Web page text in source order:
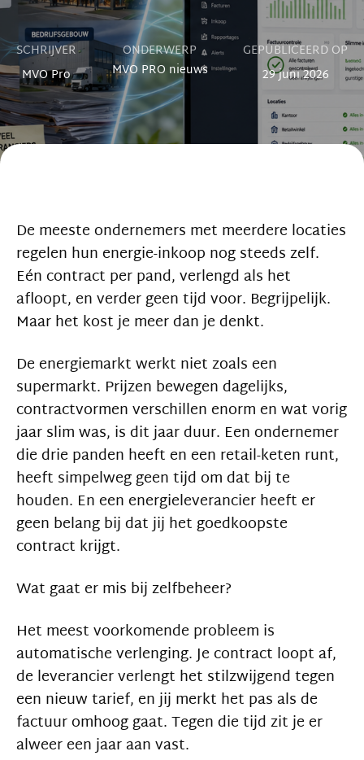
SCHRIJVER
MVO Pro
ONDERWERP
MVO PRO nieuws
GEPUBLICEERD OP
29 juni 2026
De meeste ondernemers met meerdere locaties
regelen hun energie-inkoop nog steeds zelf.
Eén contract per pand, verlengd als het
afloopt, en verder geen tijd voor. Begrijpelijk.
Maar het kost je meer dan je denkt.
De energiemarkt werkt niet zoals een
supermarkt. Prijzen bewegen dagelijks,
contractvormen verschillen enorm en wat vorig
jaar slim was, is dit jaar duur. Een ondernemer
die drie panden heeft en een retail-keten runt,
heeft simpelweg geen tijd om dat bij te
houden. En een energieleverancier heeft er
geen belang bij dat jij het goedkoopste
contract krijgt.
Wat gaat er mis bij zelfbeheer?
Het meest voorkomende probleem is
automatische verlenging. Je contract loopt af,
de leverancier verlengt het stilzwijgend tegen
een nieuw tarief, en jij merkt het pas als de
factuur omhoog gaat. Tegen die tijd zit je er
alweer een jaar aan vast.